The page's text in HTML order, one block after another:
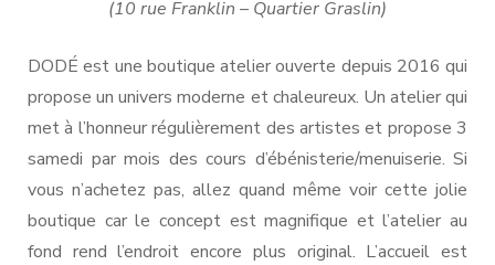
(10 rue Franklin – Quartier Graslin)
DODÉ est une boutique atelier ouverte depuis 2016 qui
propose un univers moderne et chaleureux. Un atelier qui
met à l’honneur régulièrement des artistes et propose 3
samedi par mois des cours d’ébénisterie/menuiserie. Si
vous n’achetez pas, allez quand même voir cette jolie
boutique car le concept est magnifique et l’atelier au
fond rend l’endroit encore plus original. L’accueil est